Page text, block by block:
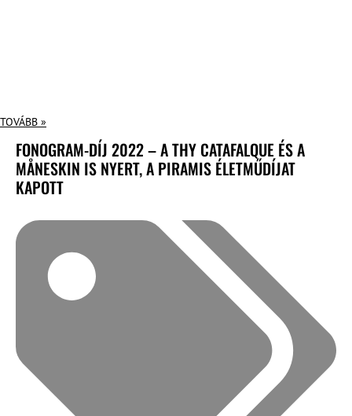
TOVÁBB »
FONOGRAM-DÍJ 2022 – A THY CATAFALQUE ÉS A
MÅNESKIN IS NYERT, A PIRAMIS ÉLETMŰDÍJAT
KAPOTT